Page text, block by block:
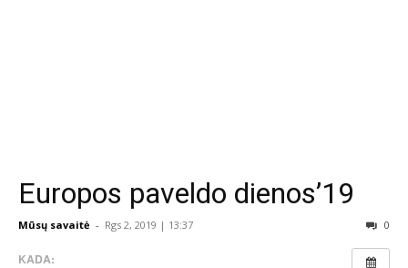
Europos paveldo dienos’19
Mūsų savaitė - Rgs 2, 2019 | 13:37 0
KADA: